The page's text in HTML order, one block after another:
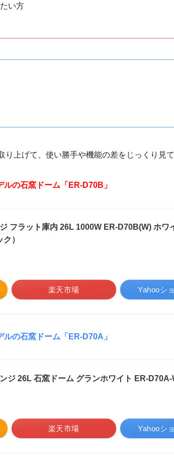
い方
上げて、使い勝手や機能の差をじっくり見て
の石窯ドーム「ER-D70B」
フラット庫内 26L 1000W ER-D70B(W) ホワ
）
楽天市場 Yahooシ
の石窯ドーム「ER-D70A」
ジ 26L 石窯ドーム グランホワイト ER-D70A-
楽天市場 Yahooシ